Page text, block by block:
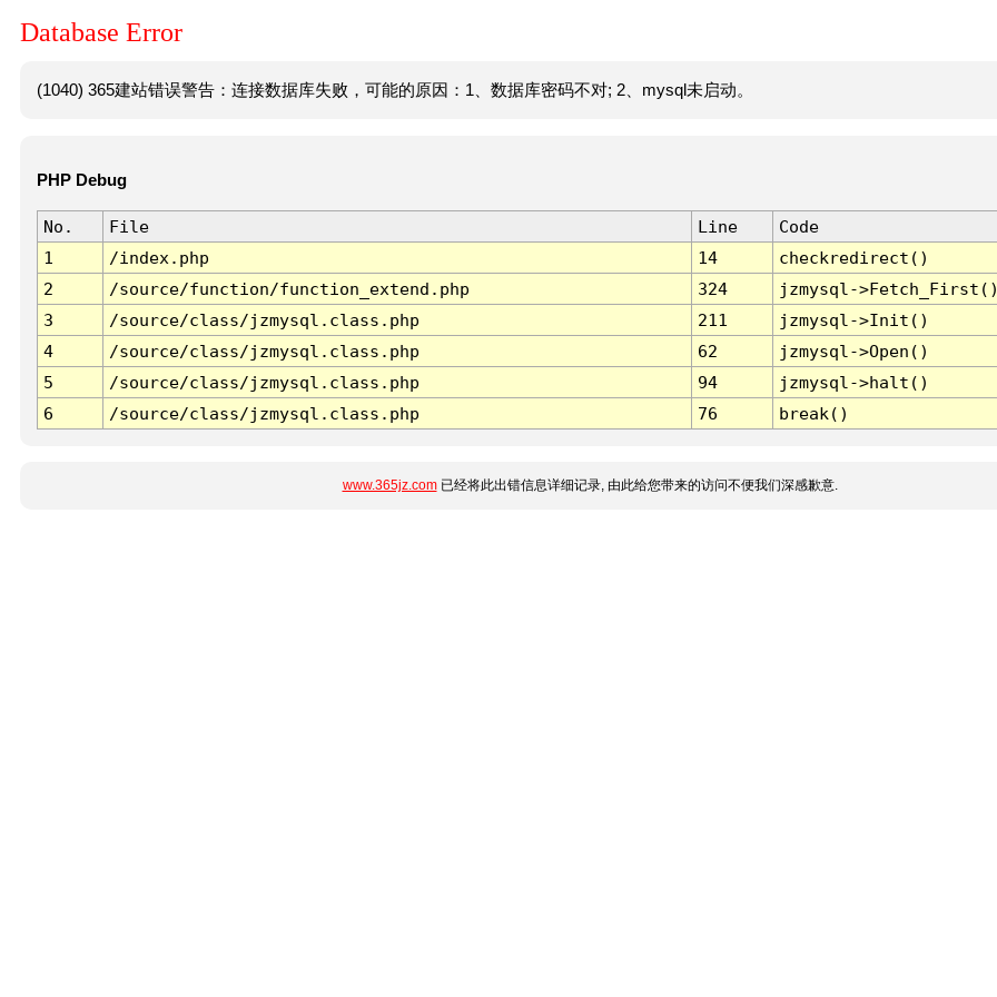
Database Error
(1040) 365建站错误警告：连接数据库失败，可能的原因：1、数据库密码不对; 2、mysql未启动。
PHP Debug
No. File Line
Code
1
/index.php 14
checkredirect()
2
/source/function/function_extend.php 324
jzmysql-
3
/source/class/jzmysql.class.php 211
jzmysql->Init()
4
/source/class/jzmysql.class.php 62
jzmysql->Open()
5
/source/class/jzmysql.class.php 94
jzmysql->halt()
6
/source/class/jzmysql.class.php 76 break()
www.365jz.com已经将此出错信息详细记录, 由此给您带来的访问不便我们深感歉意.